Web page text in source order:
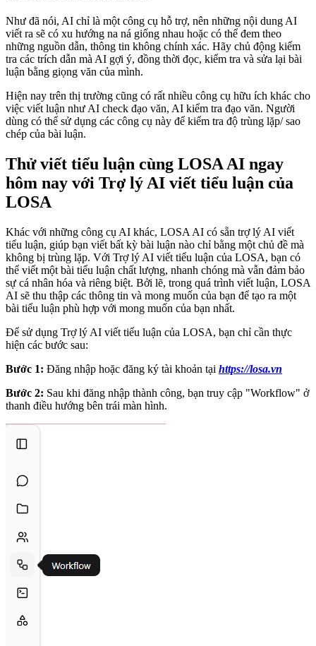
Như đã nói, AI chỉ là một công cụ hỗ trợ, nên những nội dung AI
viết ra sẽ có xu hướng na ná giống nhau hoặc có thể đem theo
những nguồn dẫn, thông tin không chính xác. Hãy chủ động kiểm
tra các trích dẫn mà AI gợi ý, đồng thời đọc, kiểm tra và sửa lại bài
luận bằng giọng văn của mình.
Hiện nay trên thị trường cũng có rất nhiều công cụ hữu ích khác cho
việc viết luận như AI check đạo văn, AI kiểm tra đạo văn. Người
dùng có thể sử dụng các công cụ này để kiểm tra độ trùng lặp/ sao
chép của bài luận.
Thử viết tiểu luận cùng LOSA AI ngay
hôm nay với Trợ lý AI viết tiểu luận của
LOSA
Khác với những công cụ AI khác, LOSA AI có sẵn trợ lý AI viết
tiểu luận, giúp bạn viết bất kỳ bài luận nào chỉ bằng một chủ đề mà
không bị trùng lặp. Với Trợ lý AI viết tiểu luận của LOSA, bạn có
thể viết một bài tiểu luận chất lượng, nhanh chóng mà vẫn đảm bảo
sự cá nhân hóa và riêng biệt. Bởi lẽ, trong quá trình viết luận, LOSA
AI sẽ thu thập các thông tin và mong muốn của bạn để tạo ra một
bài tiểu luận phù hợp với mong muốn của bạn nhất.
Để sử dụng Trợ lý AI viết tiểu luận của LOSA, bạn chỉ cần thực
hiện các bước sau:
Bước 1: Đăng nhập hoặc đăng ký tài khoản tại https://losa.vn
Bước 2: Sau khi đăng nhập thành công, bạn truy cập "Workflow" ở
thanh điều hướng bên trái màn hình.